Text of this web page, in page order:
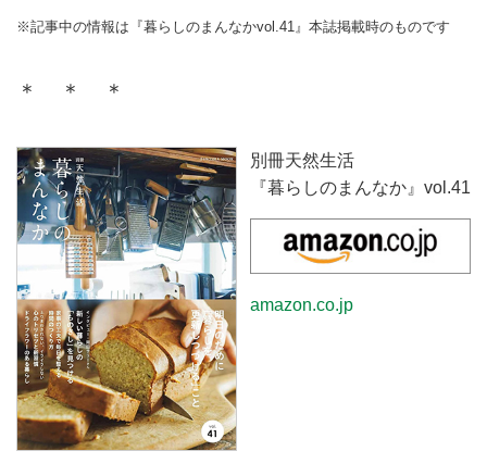
※記事中の情報は『暮らしのまんなかvol.41 』本誌掲載時のものです
＊ ＊ ＊
別冊天然生活
『暮らしのまんなか』 vol.41
amazon.co.jp